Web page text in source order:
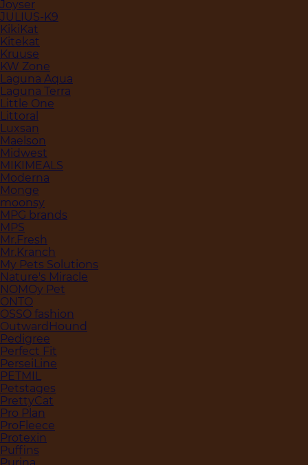
Joyser
JULIUS-K9
KikiKat
Kitekat
Kruuse
KW Zone
Laguna Aqua
Laguna Terra
Little One
Littoral
Luxsan
Maelson
Midwest
MIKIMEALS
Moderna
Monge
moonsy
MPG brands
MPS
Mr.Fresh
Mr.Kranch
My Pets Solutions
Nature's Miracle
NOMOy Pet
ONTO
OSSO fashion
OutwardHound
Pedigree
Perfect Fit
PerseiLine
PETMIL
Petstages
PrettyCat
Pro Plan
ProFleece
Protexin
Puffins